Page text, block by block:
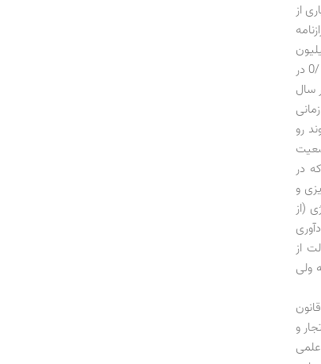
از
ریال تولید ناخالص داخلی به قیمت ثابت سال 1383 به دست می‌آید) از 72 /0 در سال 1377 به 79 /0 در
در سال
رو
در
و
(از
از
ولی
در زمینه پرداخت همگانی و توزیع یارانه‌ها نیز وضعیت نیاز چندانی به توضیح ندارد. در تبصره 14 قانون
و
علمی